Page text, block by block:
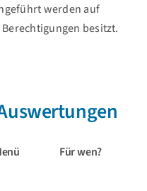
werden auf
besitzt.
Für wen?